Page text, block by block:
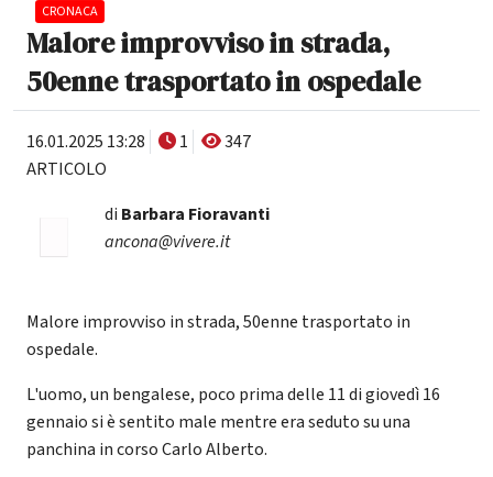
CRONACA
Malore improvviso in strada,
50enne trasportato in ospedale
16.01.2025 13:28 1
347
ARTICOLO
di Barbara Fioravanti
ancona@vivere.it
Malore improvviso in strada, 50enne trasportato in
ospedale.
L'uomo, un bengalese, poco prima delle 11 di giovedì 16
gennaio si è sentito male mentre era seduto su una
panchina in corso Carlo Alberto.